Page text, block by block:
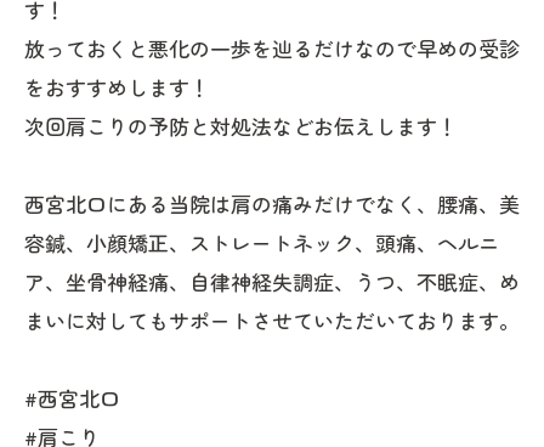
す！
放っておくと悪化の一歩を辿るだけなので早めの受診
をおすすめします！
次回肩こりの予防と対処法などお伝えします！
西宮北口にある当院は肩の痛みだけでなく、腰痛、美
容鍼、小顔矯正、ストレートネック、頭痛、ヘルニ
ア、坐骨神経痛、自律神経失調症、うつ、不眠症、め
まいに対してもサポートさせていただいております。
#西宮北口
#肩こり